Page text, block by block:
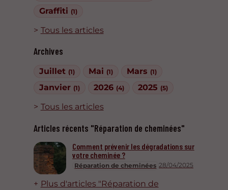
Graffiti (1)
Tous les articles
Archives
Juillet (1) Mai (1) Mars (1)
Janvier (1) 2026 (4) 2025 (5)
Tous les articles
Articles récents "Réparation de cheminées"
Réparation de cheminées 28/04/2025
Comment prévenir les dégradations sur
votre cheminée ?
Plus d'articles "Réparation de